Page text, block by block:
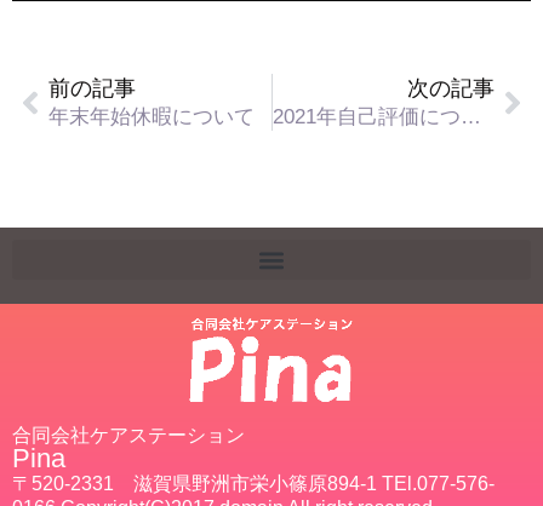
前の記事
年末年始休暇について
次の記事
2021年自己評価について
合同会社ケアステーション
Pina
〒520-2331 滋賀県野洲市栄小篠原894-1 TEl.077-576-